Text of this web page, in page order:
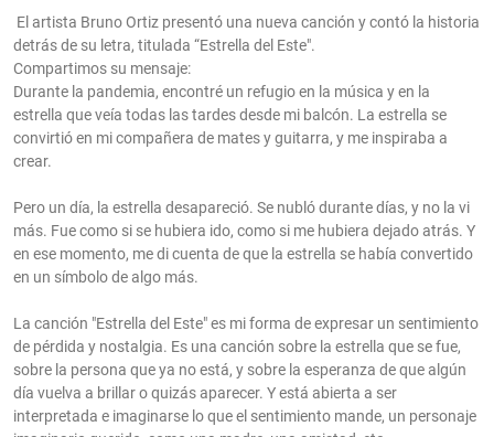
El artista Bruno Ortiz presentó una nueva canción y contó la historia
detrás de su letra, titulada “Estrella del Este".
Compartimos su mensaje:
Durante la pandemia, encontré un refugio en la música y en la
estrella que veía todas las tardes desde mi balcón. La estrella se
convirtió en mi compañera de mates y guitarra, y me inspiraba a
crear.
Pero un día, la estrella desapareció. Se nubló durante días, y no la vi
más. Fue como si se hubiera ido, como si me hubiera dejado atrás. Y
en ese momento, me di cuenta de que la estrella se había convertido
en un símbolo de algo más.
La canción "Estrella del Este" es mi forma de expresar un sentimiento
de pérdida y nostalgia. Es una canción sobre la estrella que se fue,
sobre la persona que ya no está, y sobre la esperanza de que algún
día vuelva a brillar o quizás aparecer. Y está abierta a ser
interpretada e imaginarse lo que el sentimiento mande, un personaje